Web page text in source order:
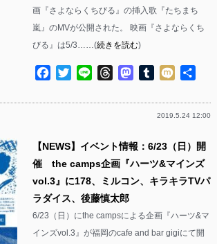
画『さよならくちびる』の挿入歌『たちまち
嵐』のMVが公開された。 映画『さよならくち
びる』は5/3……(続きを読む)
Facebook
TwitterLine ThreadsMastodon
Tumblr
Mixi
2019.5.24 12:00
【NEWS】イベント情報：6/23（日）開
催 the camps企画『ハーツ&マインズ
vol.3』に178、ミルコン、キラキラTVパ
ラダイス、後藤慎太郎
6/23（日）にthe campsによる企画『ハーツ&マ
インズvol.3』が福岡のcafe and bar gigiにて開